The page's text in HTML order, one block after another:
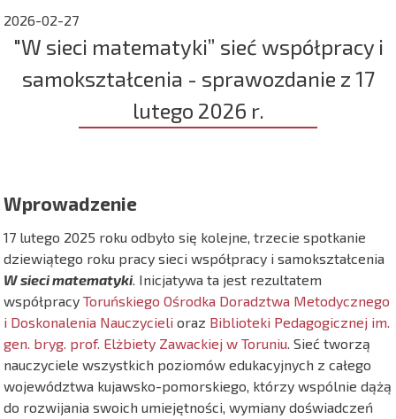
2026-02-27
"W sieci matematyki” sieć współpracy i
samokształcenia - sprawozdanie z 17
lutego 2026 r.
Wprowadzenie
17 lutego 2025 roku odbyło się kolejne, trzecie spotkanie
dziewiątego roku pracy sieci współpracy i samokształcenia
W sieci matematyki. Inicjatywa ta jest rezultatem
współpracyToruńskiego Ośrodka Doradztwa Metodycznego
i Doskonalenia Nauczycieli oraz Biblioteki Pedagogicznej im.
gen. bryg. prof. Elżbiety Zawackiej w Toruniu. Sieć tworzą
nauczyciele wszystkich poziomów edukacyjnych z całego
województwa kujawsko-pomorskiego, którzy wspólnie dążą
do rozwijania swoich umiejętności, wymiany doświadczeń